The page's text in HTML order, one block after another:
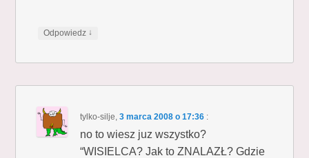
Odpowiedz ↓
tylko-silje,3 marca 2008 o 17:36 :
no to wiesz juz wszystko?
“WISIELCA? Jak to ZNALAZŁ? Gdzie